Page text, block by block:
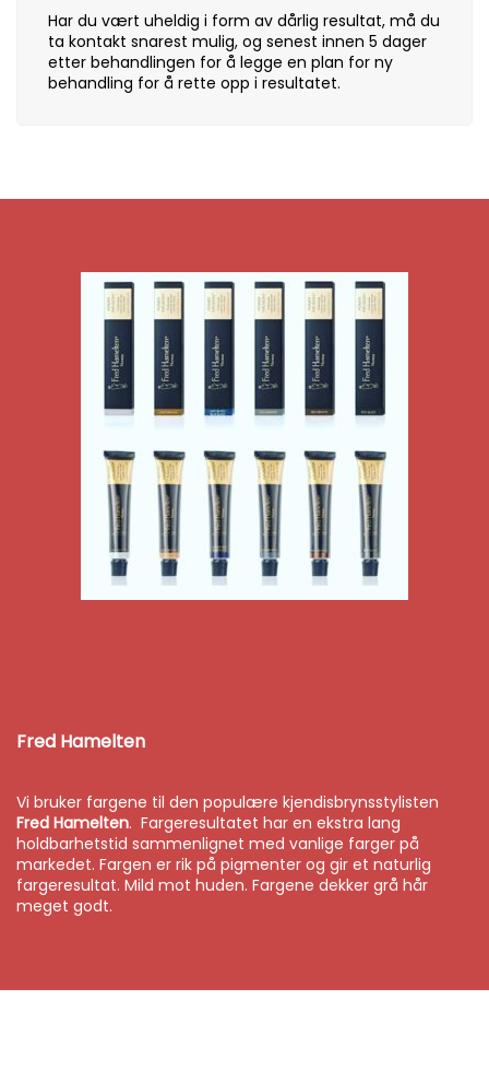
Har du vært uheldig i form av dårlig resultat, må du
ta kontakt snarest mulig, og senest innen 5 dager
etter behandlingen for å legge en plan for ny
behandling for å rette opp i resultatet.
Fred Hamelten
Vi bruker fargene til den populære kjendisbrynsstylisten
Fred Hamelten. Fargeresultatet har en ekstra lang
holdbarhetstid sammenlignet med vanlige farger på
markedet. Fargen er rik på pigmenter og gir et naturlig
fargeresultat. Mild mot huden. Fargene dekker grå hår
meget godt.